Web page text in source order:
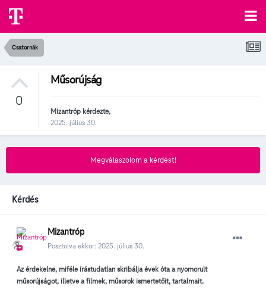
Csatornák
0
Műsorújság
Mizantróp kérdezte,
2025. július 30.
Megválaszolom a kérdést!
Kérdés
Mizantróp
Posztolva ekkor: 2025. július 30.
Az érdekelne, miféle írástudatlan skribálja évek óta a nyomorult
műsorújságot, illetve a filmek, műsorok ismertetőit, tartalmait.